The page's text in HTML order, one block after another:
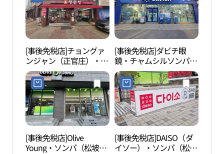
[事後免税店]チョングァ
ンジャン（正官庄）・パ
ンイ（芳荑）店(정관장
방이점)
[事後免税店]ダビチ眼
鏡・チャムシルソンパ
（蚕室松坡）区庁店(다
비치안경 잠실송파구청
점)
[事後免税店]Olive
Young・ソンパ（松坡）
[事後免税店]DAISO（ダ
イソー）・ソンパ（松